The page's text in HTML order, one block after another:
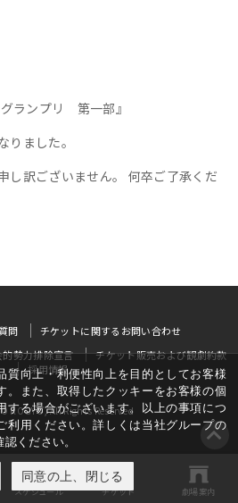
ランプリ 第一部』
りました。
し訳ございません。 何卒ご了承くだ
スケジュール チケット 劇場案内
質向上・利便性向上を目的としてお客様
。また、取得したクッキーをお客様の個
する場合がございます。以上の事項につ
利用ください。詳しくは当社グループの
認ください。
同意の上、閉じる
問
チケットに関するお問い合わせ
的勢力排除宣言
チケット販売および観劇約款
採用情報
KOGYO, All Rights Reserved